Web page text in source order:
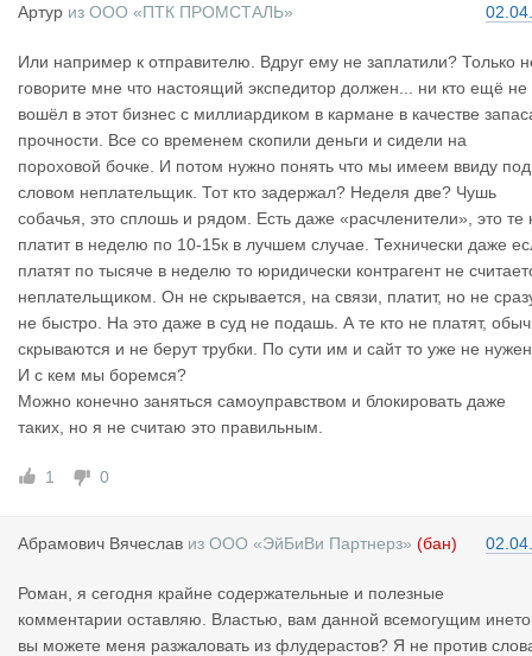
Артур из ООО «ПТК ПРОМСТАЛЬ»
Или например к отправителю. Вдруг ему не заплатили? Только
говорите мне что настоящий экспедитор должен... ни кто ещё не
вошёл в этот бизнес с миллиардиком в кармане в качестве
прочности. Все со временем скопили деньги и сидели на
пороховой бочке. И потом нужно понять что мы имеем ввиду под
словом неплательщик. Тот кто задержал? Неделя две? Чушь
собачья, это сплошь и рядом. Есть даже «расчленители», это те
платит в неделю по 10-15к в лучшем случае. Технически даже
платят по тысяче в неделю то юридически контрагент не
неплательщиком. Он не скрывается, на связи, платит, но не
не быстро. На это даже в суд не подашь. А те кто не платят,
скрываются и не берут трубки. По сути им и сайт то уже не
И с кем мы боремся?
Можно конечно заняться самоуправством и блокировать даже
таких, но я не считаю это правильным.
1 0
Абрамович Вячеслав из ООО «ЭйБиВи Партнерз» (бан)
Роман, я сегодня крайне содержательные и полезные
комментарии оставляю. Властью, вам данной всемогущим
вы можете меня разжаловать из флудерастов? Я не против